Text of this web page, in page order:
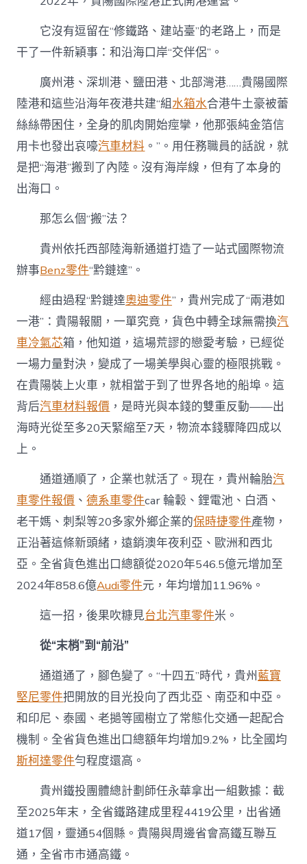
它沒有逗留在“修鐵路、建站臺”的老路上，而是
干了一件新穎事：和沿海口岸“交伴侶”。
廣州港、深圳港、鹽田港、北部灣港……貴陽國際
陸港和這些沿海年夜港共建“組水箱水合港牛土豪被蕾
絲絲帶困住，全身的肌肉開始痙攣，他那張純金箔信
用卡也發出哀嚎汽車材料 。”。用任務職員的話說，就
是把“海港”搬到了內陸。沒有海岸線，但有了本身的
出海口。
那怎么個“搬”法？
貴州依托西部陸海新通道打造了一站式國際物流
辦事Benz零件“黔鏈達”。
經由過程“黔鏈達奧迪零件”，貴州完成了“兩港如
一港”：貴陽報關，一單究竟，貨色中轉全球無需換汽
車冷氣芯箱，他知道，這場荒謬的戀愛考驗，已經從
一場力量對決，變成了一場美學與心靈的極限挑戰。
在貴陽裝上火車，就相當于到了世界各地的船埠。這
背后汽車材料報價 ，是時光與本錢的雙重反動——出
海時光從至多20天緊縮至7天，物流本錢驟降四成以
上。
通道通順了，企業也就活了。現在，貴州輪胎汽
車零件報價 、德系車零件car 輪轂、鋰電池、白酒、
老干媽、刺梨等20多家外鄉企業的保時捷零件產物，
正沿著這條新頭緒，遠銷澳年夜利亞、歐洲和西北
亞。全省貨色進出口總額從2020年546.5億元增加至
2024年858.6億Audi零件元，年均增加11.96%。
這一招，後果吹糠見台北汽車零件米。
從“末梢”到“前沿”
通道通了，腳色變了。“十四五”時代，貴州藍寶
堅尼零件把開放的目光投向了西北亞、南亞和中亞。
和印尼、泰國、老撾等國樹立了常態化交通一起配合
機制。全省貨色進出口總額年均增加9.2%，比全國均
斯柯達零件勻程度還高。
貴州鐵投團體總計劃師任永華拿出一組數據：截
至2025年末，全省鐵路建成里程4419公里，出省通
道17個，靈通54個縣。貴陽與周邊省會高鐵互聯互
通，全省市市通高鐵。